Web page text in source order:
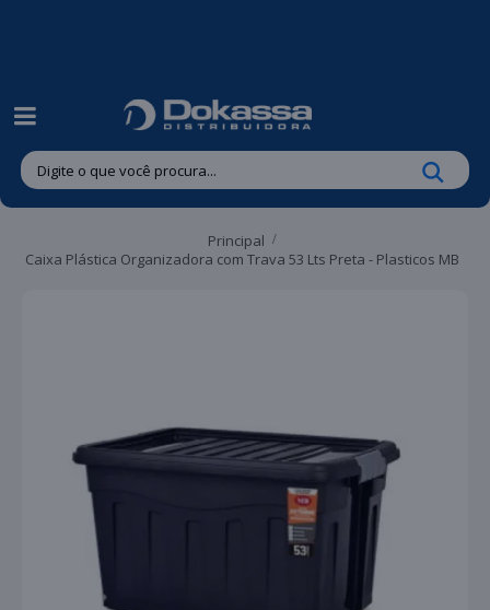
Principal
Caixa Plástica Organizadora com Trava 53 Lts Preta - Plasticos MB